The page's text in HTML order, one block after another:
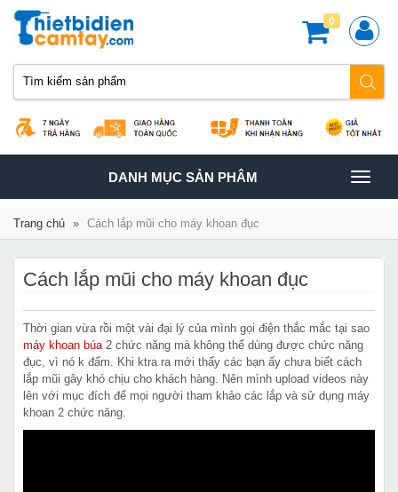
0
TOGGLE
NAVIGATION
DANH MỤC SẢN PHÂM
Trang chủ » Cách lắp mũi cho máy khoan đục
Cách lắp mũi cho máy khoan đục
Thời gian vừa rồi một vài đại lý của mình gọi điện thắc mắc tại sao
máy khoan búa2 chức năng mà không thể dùng được chức năng
đục, vì nó k đấm. Khi ktra ra mới thấy các bạn ấy chưa biết cách
lắp mũi gây khó chịu cho khách hàng. Nên mình upload videos này
lên với mục đích để mọi người tham khảo các lắp và sử dụng máy
khoan 2 chức năng.